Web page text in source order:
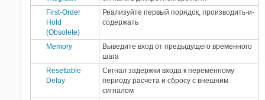
First-Order
Hold
(Obsolete)
Реализуйте первый порядок, производить-и-
содержать
Memory
Выведите вход от предыдущего временного
шага
Resettable
Delay
Сигнал задержки входа к переменному
периоду расчета и сбросу с внешним
сигналом